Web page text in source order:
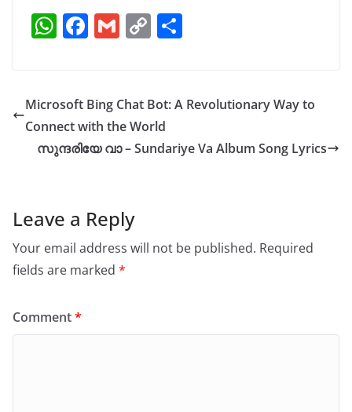
W
h
s
A
p
F
a
e
b
o
G
m
l
C
o
y
Li
n
e
Microsoft Bing Chat Bot: A Revolutionary Way to
Connect with the World
സുന്ദരിയേ വാ – Sundariye Va Album Song Lyrics
Leave a Reply
Your email address will not be published. Required
fields are marked *
Comment*